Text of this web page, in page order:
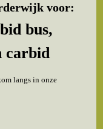
voor:
bus,
carbid
langs in onze